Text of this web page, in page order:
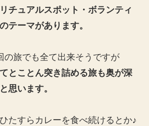
チュアルスポット・ボランティ
テーマがあります。
の旅でも全て出来そうですが
とことん突き詰める旅も奥が深
思います。
たすらカレーを食べ続けるとか♪